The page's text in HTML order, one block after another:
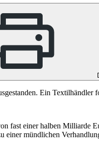
Ein
fast einer halben Milliarde
einer mündlichen